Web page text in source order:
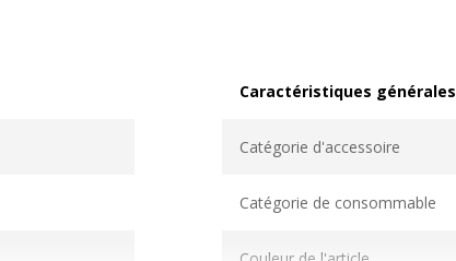
Caractéristiques générales
Catégorie d'accessoire
Catégorie de consommable